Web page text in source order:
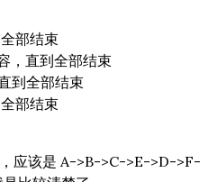
部结束
，直到全部结束
到全部结束
部结束
应该是 A->B->C->E->D->F-